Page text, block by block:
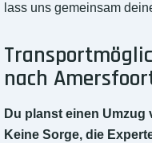
lass uns gemeinsam
nach
Du planst einen
Keine Sorge, die